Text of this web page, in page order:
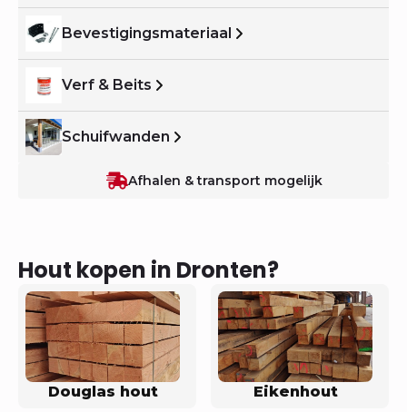
Bevestigingsmateriaal
Verf & Beits
Schuifwanden
Afhalen & transport mogelijk
Hout kopen in Dronten?
Douglas hout Eikenhout